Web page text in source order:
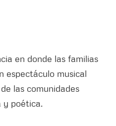
en donde las familias
espectáculo musical
las comunidades
y poética.